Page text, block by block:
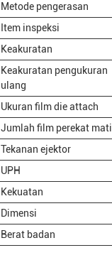
Metode pengerasan
Item inspeksi
Keakuratan
Keakuratan pengukuran
ulang
Ukuran film die attach
Jumlah film perekat mati
Tekanan ejektor
UPH
Kekuatan
Dimensi
Berat badan